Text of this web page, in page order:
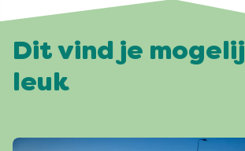
Dit vind je
leuk